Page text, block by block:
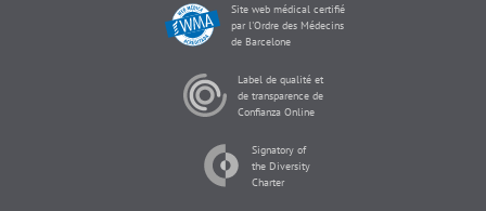
Site web médical certifié
par l'Ordre des Médecins
de Barcelone
Label de qualité et
de transparence de
Confianza Online
Signatory of
the Diversity
Charter